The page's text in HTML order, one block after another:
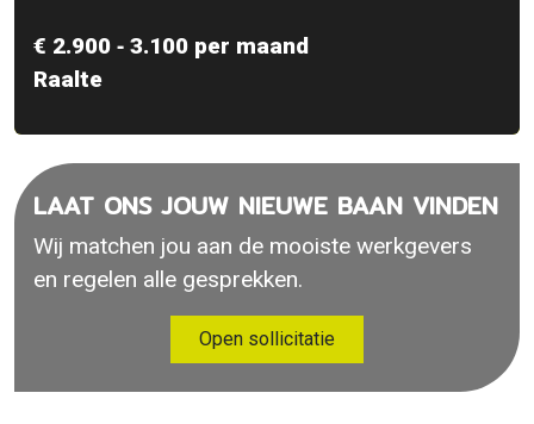
€ 2.900 ‐ 3.100 per maand
Raalte
LAAT ONS JOUW NIEUWE BAAN VINDEN
Wij matchen jou aan de mooiste werkgevers
en regelen alle gesprekken.
Open sollicitatie